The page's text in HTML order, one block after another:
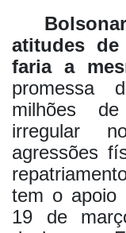
atitudes
faria a
promessa
milhões
irregular
agressões
tem o apoio
19 de